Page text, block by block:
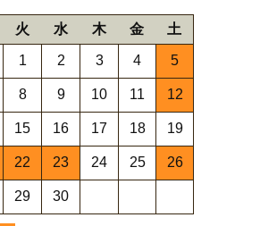
火 水 木 金 土
1 2 3 4 5
8 9 10 11 12
15 16 17 18 19
22 23 24 25 26
29 30